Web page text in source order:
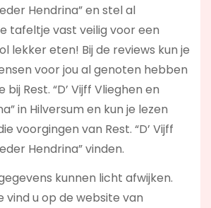
Hendrina” en stel al
tafeltje vast veilig voor een
lekker eten! Bij de reviews kun je
voor jou al genoten hebben
Rest. “D’ Vijff Vlieghen en
in Hilversum en kun je lezen
voorgingen van Rest. “D’ Vijff
Hendrina” vinden.
kunnen licht afwijken.
vind u op de website van